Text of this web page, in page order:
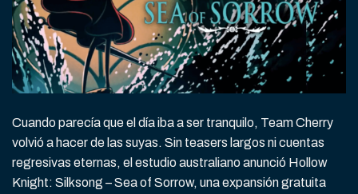
Cuando parecía que el día iba a ser tranquilo, Team Cherry
volvió a hacer de las suyas. Sin teasers largos ni cuentas
regresivas eternas, el estudio australiano anunció Hollow
Knight: Silksong – Sea of Sorrow, una expansión gratuita